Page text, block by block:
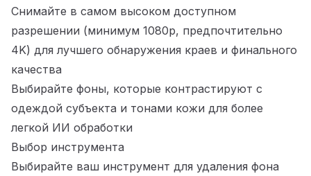
Снимайте в самом высоком доступном
разрешении (минимум 1080p, предпочтительно
4K) для лучшего обнаружения краев и финального
качества
Выбирайте фоны, которые контрастируют с
одеждой субъекта и тонами кожи для более
легкой ИИ обработки
Выбор инструмента
Выбирайте ваш инструмент для удаления фона